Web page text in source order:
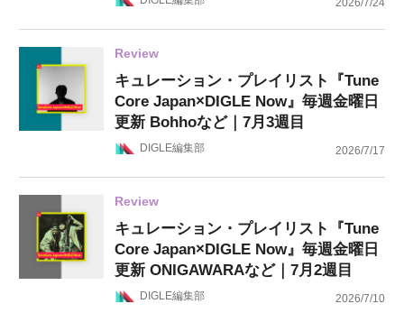
Review
キュレーション・プレイリスト『Tune
Core Japan×DIGLE Now』毎週金曜日
更新 Bohhoなど｜7月3週目
DIGLE編集部 2026/7/17
Review
キュレーション・プレイリスト『Tune
Core Japan×DIGLE Now』毎週金曜日
更新 ONIGAWARAなど｜7月2週目
DIGLE編集部 2026/7/10